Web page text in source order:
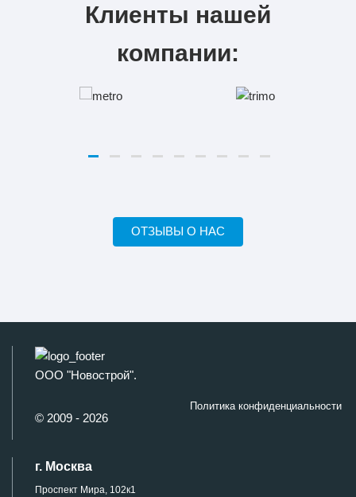
Клиенты нашей
компании:
ОТЗЫВЫ О НАС
ООО "Новострой".
© 2009 - 2026
Политика конфиденциальности
г. Москва
Проспект Мира, 102к1